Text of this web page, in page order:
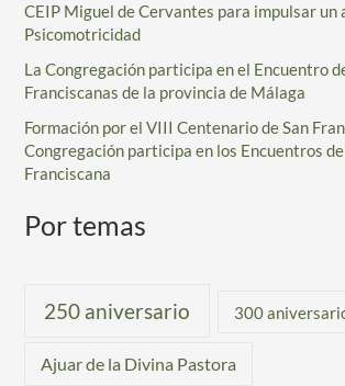
:CEIP Miguel de Cervantes para impulsar un
Psicomotricidad
La Congregación participa en el Encuentro
Franciscanas de la provincia de Málaga
Formación por el VIII Centenario de San
Congregación participa en los Encuentros
Franciscana
Por temas
250 aniversario 300
Ajuar de la Divina Pastora